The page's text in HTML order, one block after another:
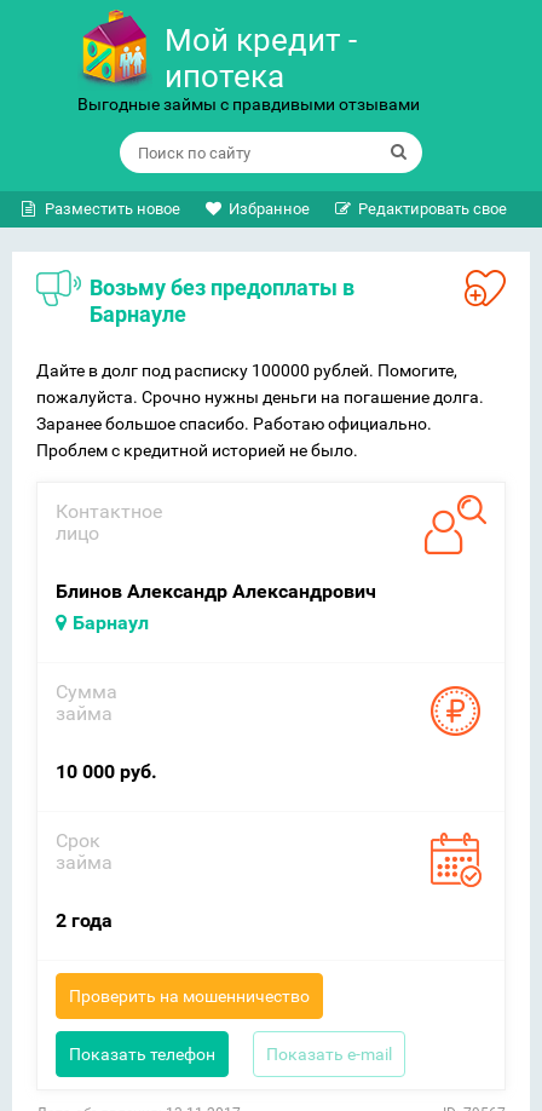
Мой кредит -
ипотека
Выгодные займы с правдивыми отзывами
Разместить новое Избранное Редактировать свое
Возьму без предоплаты в
Барнауле
Дайте в долг под расписку 100000 рублей. Помогите,
пожалуйста. Срочно нужны деньги на погашение долга.
Заранее большое спасибо. Работаю официально.
Проблем с кредитной историей не было.
Контактное
лицо
Блинов Александр Александрович
Барнаул
Сумма
займа
10 000 руб.
Срок
займа
2 года
Проверить на мошенничество
Показать телефон Показать e-mail